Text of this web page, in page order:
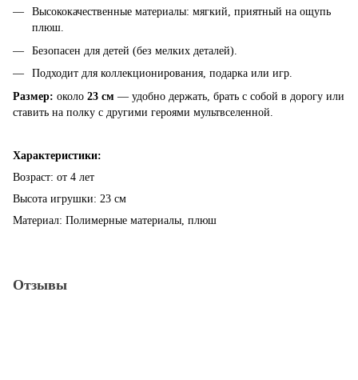
Высококачественные материалы: мягкий, приятный на ощупь
плюш.
Безопасен для детей (без мелких деталей).
Подходит для коллекционирования, подарка или игр.
Размер: около 23 см — удобно держать, брать с собой в дорогу или
ставить на полку с другими героями мультвселенной.
Характеристики:
Возраст: от 4 лет
Высота игрушки: 23 см
Материал: Полимерные материалы, плюш
Отзывы